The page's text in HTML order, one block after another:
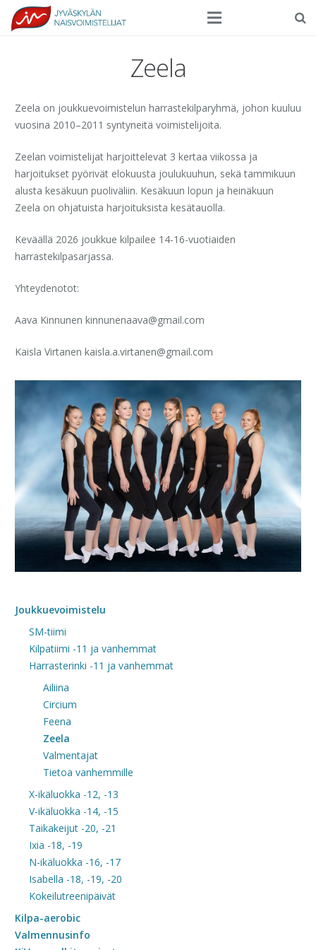
Kilpaurheilu
Ilmoittautuminen
Yhteystiedot
Zeela
Zeela on joukkuevoimistelun harrastekilparyhmä, johon kuuluu
vuosina 2010–2011 syntyneitä voimistelijoita.
Zeelan voimistelijat harjoittelevat 3 kertaa viikossa ja
harjoitukset pyörivät elokuusta joulukuuhun, sekä tammikuun
alusta kesäkuun puoliväliin. Kesäkuun lopun ja heinäkuun
Zeela on ohjatuista harjoituksista kesätauolla.
Keväällä 2026 joukkue kilpailee 14-16-vuotiaiden
harrastekilpasarjassa.
Yhteydenotot:
Aava Kinnunen kinnunenaava@gmail.com
Kaisla Virtanen kaisla.a.virtanen@gmail.com
Joukkuevoimistelu
SM-tiimi
Kilpatiimi -11 ja vanhemmat
Harrasterinki -11 ja vanhemmat
Ailiina
Circium
Feena
Zeela
Valmentajat
Tietoa vanhemmille
X-ikäluokka -12, -13
V-ikäluokka -14, -15
Taikakeijut -20, -21
Ixia -18, -19
N-ikäluokka -16, -17
Isabella -18, -19, -20
Kokeilutreenipäivät
Kilpa-aerobic
Valmennusinfo